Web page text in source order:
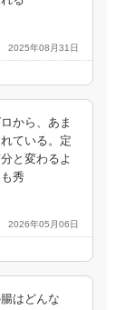
2025年08月31日
から、あま
ている。定
と変わるよ
秀
2026年05月06日
はどんな